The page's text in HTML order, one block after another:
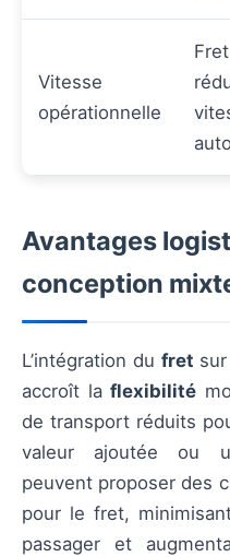
Vitesse
opérationnelle
Avantages
conception
L’intégration du fret
accroît laflexibilité
de transport réduits
valeur ajoutée ou
peuvent proposer des
pour le fret,
passager et